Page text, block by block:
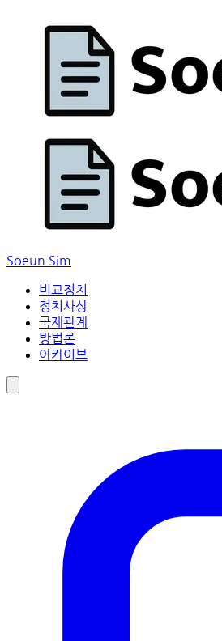
Soeun Sim
비교정치
정치사상
국제관계
방법론
아카이브